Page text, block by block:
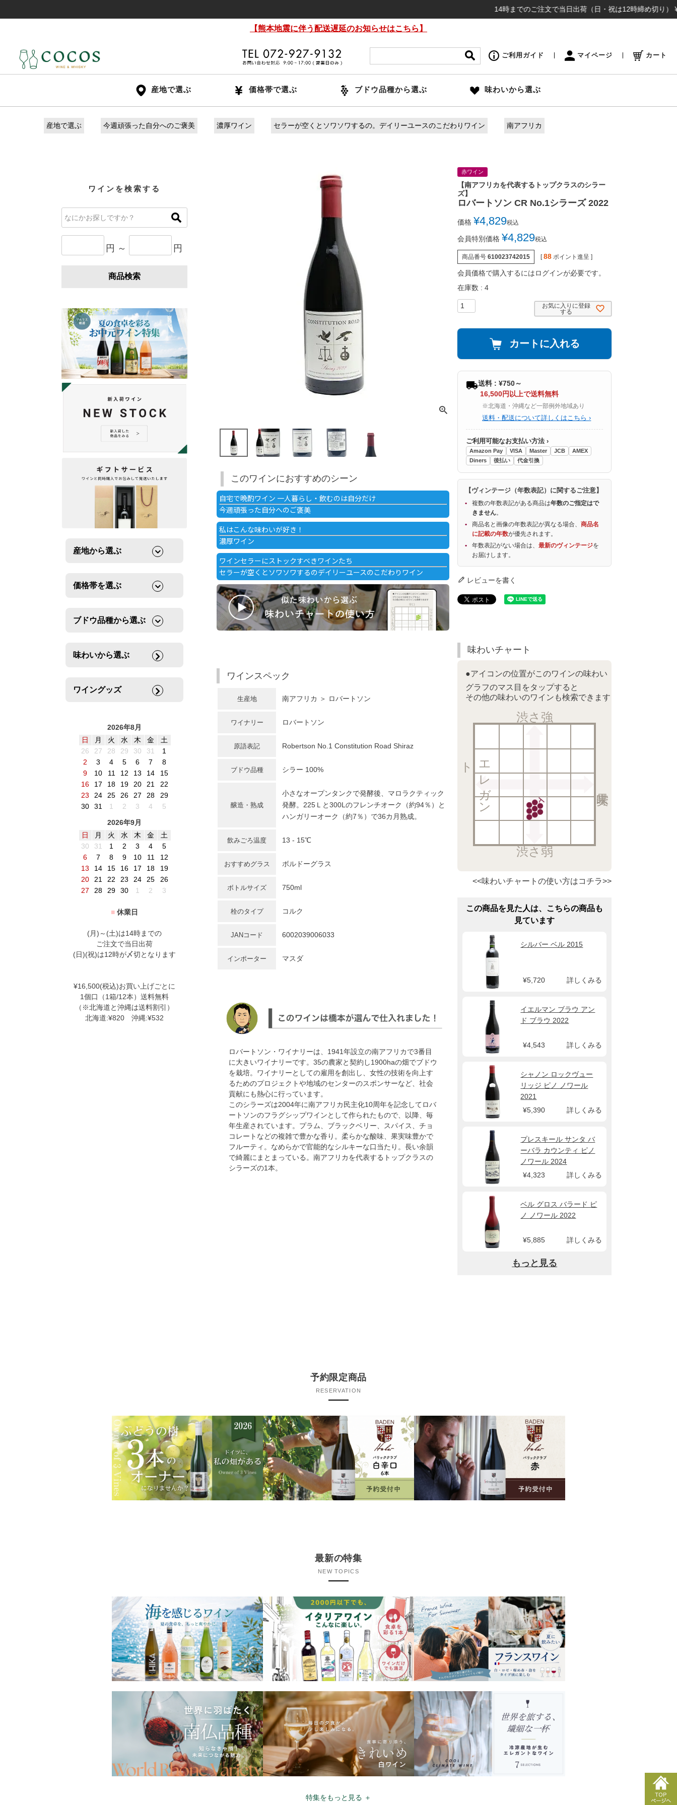
14時までのご注文で当日出荷（日・祝は12時締め切り）
【熊本地震に伴う配送遅延のお知らせはこちら】
ご利用ガイド マイページ カート
産地で選ぶ 価格帯で選ぶ ブドウ品種から選ぶ 味わいから選ぶ
産地で選ぶ 今週頑張った自分へのご褒美 濃厚ワイン セラーが空くとソワソワするの。デイリーユースのこだわりワイン 南アフリカ
ワインを検索する
円 ～ 円
商品検索
産地から選ぶ
価格帯を選ぶ
ブドウ品種から選ぶ
味わいから選ぶ
ワイングッズ
2026年8月
日
月 火 水 木 金
土
26
27 28 29 30 31
1
2
3 4 5 6 7
8
9
10 11 12 13 14
15
16
17 18 19 20 21
22
23
24 25 26 27 28
29
30
31 1 2 3 4
5
2026年9月
日
月 火 水 木 金
土
30
31 1 2 3 4
5
6
7 8 9 10 11
12
13
14 15 16 17 18
19
20
21 22 23 24 25
26
27
28 29 30 1 2 3
■ 休業日
(月)～(土)は14時までの
ご注文で当日出荷
(日)(祝)は12時が〆切となります
¥16,500(税込)お買い上げごとに
1個口（1箱/12本）送料無料
（※北海道と沖縄は送料割引）
北海道:¥820 沖縄:¥532
このワインにおすすめのシーン
自宅で晩酌ワイン 一人暮らし・飲むのは自分だけ
今週頑張った自分へのご褒美
私はこんな味わいが好き！
濃厚ワイン
ワインセラーにストックすべきワインたち
セラーが空くとソワソワするのデイリーユースのこだわりワイン
ワインスペック
生産地 南アフリカ ＞ ロバートソン
ワイナリー ロバートソン
原語表記 Robertson No.1 Constitution Road Shiraz
ブドウ品種 シラー 100%
醸造・熟成
小さなオープンタンクで発酵後、マロラクティック
発酵。225Ｌと300Lのフレンチオーク（約94％）と
ハンガリーオーク（約7％）で36カ月熟成。
飲みごろ温度 13 - 15℃
おすすめグラス ボルドーグラス
ボトルサイズ 750ml
栓のタイプ コルク
JANコード 6002039006033
インポーター マスダ
ロバートソン・ワイナリーは、1941年設立の南アフリカで3番目
に大きいワイナリーです。35の農家と契約し1900haの畑でブドウ
を栽培。ワイナリーとしての雇用を創出し、女性の技術を向上す
るためのプロジェクトや地域のセンターのスポンサーなど、社会
貢献にも熱心に行っています。
このシラーズは2004年に南アフリカ民主化10周年を記念してロバ
ートソンのフラグシップワインとして作られたもので、以降、毎
年生産されています。プラム、ブラックベリー、スパイス、チョ
コレートなどの複雑で豊かな香り。柔らかな酸味、果実味豊かで
フルーティ。なめらかで官能的なシルキーな口当たり。長い余韻
で綺麗にまとまっている。南アフリカを代表するトップクラスの
シラーズの1本。
赤ワイン
【南アフリカを代表するトップクラスのシラー
ズ】
ロバートソン CR No.1シラーズ 2022
価格 ¥4,829税込
会員特別価格 ¥4,829税込
商品番号 610023742015 [ 88 ポイント進呈 ]
会員価格で購入するにはログインが必要です。
在庫数
4
お気に入りに登録
する
カートに入れる
送料 : ¥750～
16,500円以上で送料無料
※北海道・沖縄など一部例外地域あり
送料・配送について詳しくはこちら ›
ご利用可能なお支払い方法 ›
Amazon Pay VISA Master JCB
AMEX
Diners
後払い 代金引換
【ヴィンテージ（年数表記）に関するご注意】
複数の年数表記がある商品は年数のご指定はで
きません。
商品名と画像の年数表記が異なる場合、商品名
に記載の年数が優先されます。
年数表記がない場合は、最新のヴィンテージを
お届けします。
レビューを書く
味わいチャート
●アイコンの位置がこのワインの味わい
グラフのマス目をタップすると
その他の味わいのワインも検索できます
渋さ強
渋さ弱
エ
レ
ガ
ン
ト
<<味わいチャートの使い方はコチラ>>
この商品を見た人は、こちらの商品も
見ています
シルバー ベル 2015
¥5,720 詳しくみる
イエルマン ブラウ アン
ド ブラウ 2022
¥4,543 詳しくみる
シャノン ロックヴュー
リッジ ピノ ノワール
2021
¥5,390
詳しくみる
プレスキール サンタ バ
ーバラ カウンティ ピノ
ノワール 2024
¥4,323
詳しくみる
ベル グロス バラード ピ
ノ ノワール 2022
¥5,885 詳しくみる
もっと見る
予約限定商品
RESERVATION
最新の特集
NEW TOPICS
特集をもっと見る ＋